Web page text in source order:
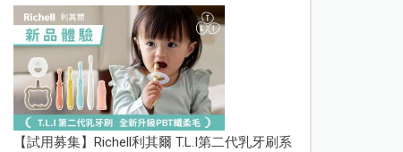
【試用募集】Richell利其爾 T.L.I第二代乳牙刷系